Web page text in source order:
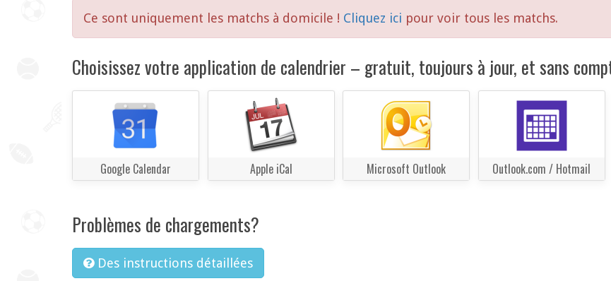
Ce sont uniquement les matchs à domicile ! Cliquez ici pour voir tous les matchs.
Choisissez votre application de calendrier – gratuit, toujours à jour, et sans
Google Calendar Apple iCal Microsoft Outlook Outlook.com / Hotmail
Problèmes de chargements?
Des instructions détaillées